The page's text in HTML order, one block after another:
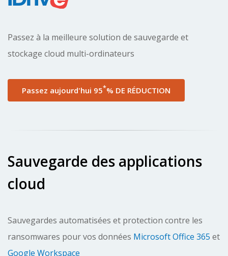
Passez à la meilleure solution de sauvegarde et
stockage cloud multi-ordinateurs
Passez aujourd'hui 95*% DE RÉDUCTION
Sauvegarde des applications
cloud
Sauvegardes automatisées et protection contre les
ransomwares pour vos données Microsoft Office 365 et
Google Workspace